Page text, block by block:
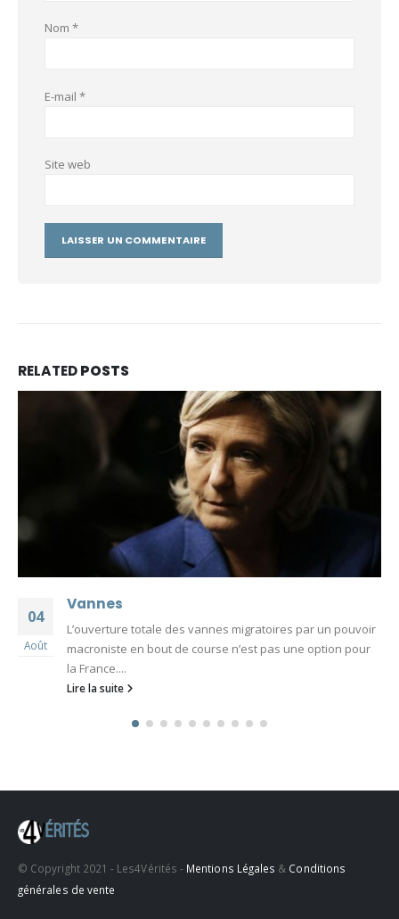
Nom *
E-mail *
Site web
RELATEDPOSTS
04
Août
Vannes
L’ouverture totale des vannes migratoires par un pouvoir
macroniste en bout de course n’est pas une option pour
la France....
Lire la suite
© Copyright 2021 - Les4Vérités - Mentions Légales & Conditions
générales de vente